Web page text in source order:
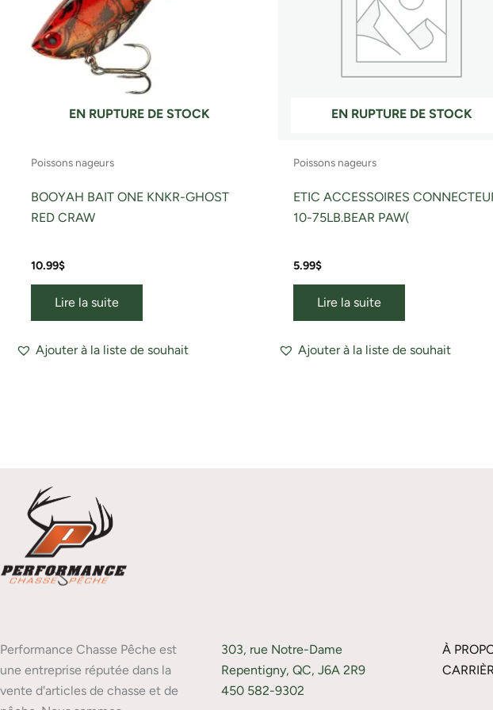
EN RUPTURE DE STOCK
Poissons nageurs
BOOYAH BAIT ONE KNKR-GHOST
RED CRAW
10.99$
Lire la suite
Ajouter à la liste de souhait
EN RUPTURE DE STOCK
Poissons nageurs
ETIC ACCESSOIRES
10-75LB.BEAR PAW(
5.99$
Lire la suite
Ajouter à la liste de souhait
Performance Chasse Pêche est
une entreprise réputée dans la
vente d'articles de chasse et de
303, rue Notre-Dame
Repentigny, QC, J6A 2R9
450 582-9302
À